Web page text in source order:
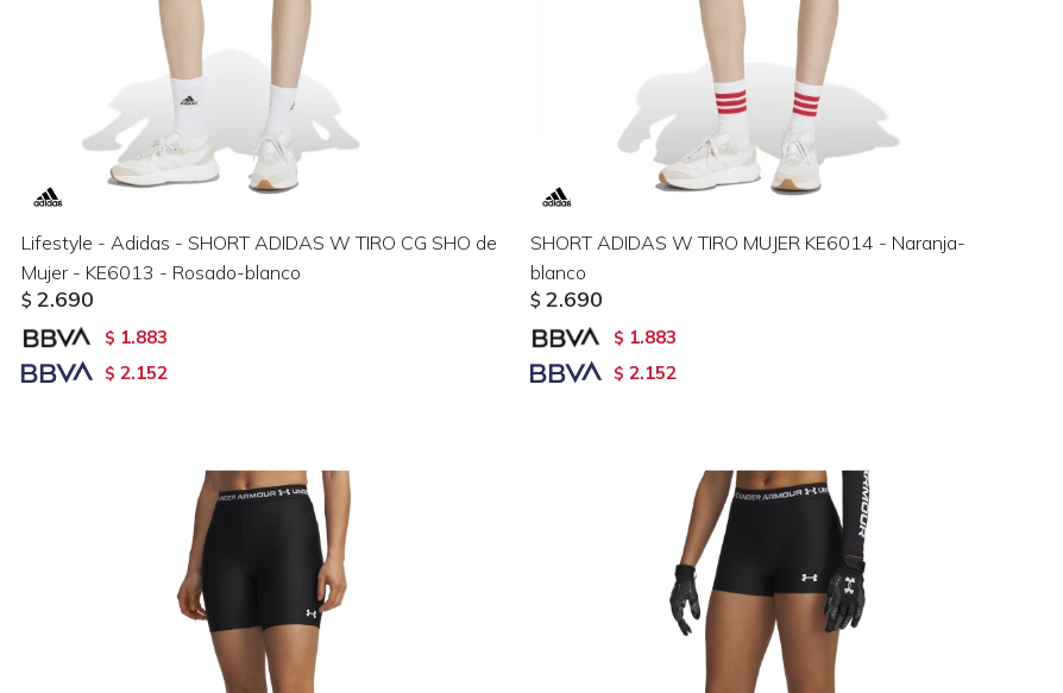
Lifestyle - Adidas - SHORT ADIDAS W TIRO CG SHO de
Mujer - KE6013 - Rosado-blanco
$ 2.690
$ 1.883
$ 2.152
SHORT ADIDAS W TIRO MUJER KE6014 - Naranja-
blanco
$ 2.690
$ 1.883
$ 2.152